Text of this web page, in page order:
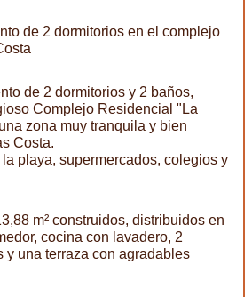
de 2 dormitorios en el complejo
de 2 dormitorios y 2 baños,
Complejo Residencial "La
zona muy tranquila y bien
Costa.
playa, supermercados, colegios y
m² construidos, distribuidos en
cocina con lavadero, 2
y una terraza con agradables